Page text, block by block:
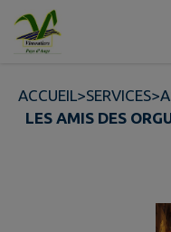
Contenu
ACCUEIL>SERVICES>
LES AMIS DES